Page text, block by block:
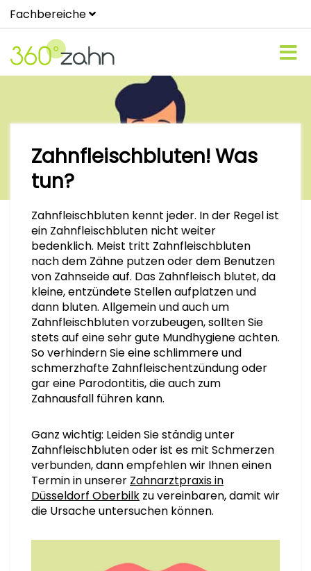
Fachbereiche
Zahnfleischbluten! Was
tun?
Zahnfleischbluten kennt jeder. In der Regel ist
ein Zahnfleischbluten nicht weiter
bedenklich. Meist tritt Zahnfleischbluten
nach dem Zähne putzen oder dem Benutzen
von Zahnseide auf. Das Zahnfleisch blutet, da
kleine, entzündete Stellen aufplatzen und
dann bluten. Allgemein und auch um
Zahnfleischbluten vorzubeugen, sollten Sie
stets auf eine sehr gute Mundhygiene achten.
So verhindern Sie eine schlimmere und
schmerzhafte Zahnfleischentzündung oder
gar eine Parodontitis, die auch zum
Zahnausfall führen kann.
Ganz wichtig: Leiden Sie ständig unter
Zahnfleischbluten oder ist es mit Schmerzen
verbunden, dann empfehlen wir Ihnen einen
Termin in unserer Zahnarztpraxis in
Düsseldorf Oberbilk zu vereinbaren, damit wir
die Ursache untersuchen können.